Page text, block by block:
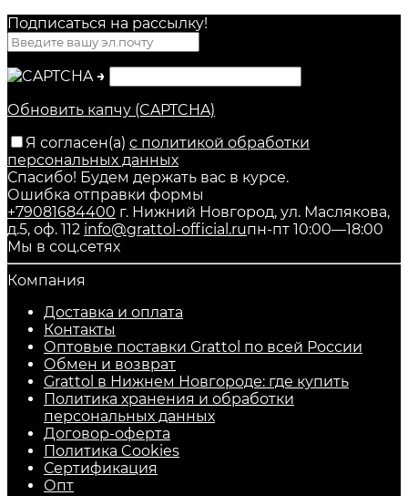
Подписаться на рассылкy!
→
Обновить капчу (CAPTCHA)
Я согласен(a) с политикой обработки
персональных данных
Спасибо! Будем держать вас в курсе.
Ошибка отправки формы
+79081684400 г. Нижний Новгород, ул. Маслякова,
д.5, оф. 112 info@grattol-official.ruпн-пт 10:00—18:00
Мы в соц.сетях
Компания
Доставка и оплата
Контакты
Оптовые поставки Grattol по всей России
Обмен и возврат
Grattol в Нижнем Новгороде: где купить
Политика хранения и обработки
персональных данных
Договор-оферта
Политика Cookies
Сертификация
Опт